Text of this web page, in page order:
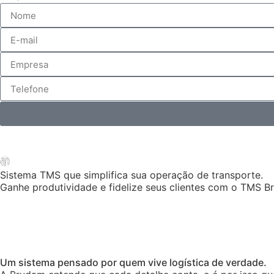
Sistema TMS que simplifica sua operação de transporte.
Ganhe produtividade e fidelize seus clientes com o TMS
Um sistema pensado por quem vive logística de verdade.